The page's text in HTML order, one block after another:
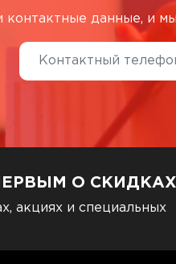
контактные данные, и
О СКИДКАХ
акциях и специальных